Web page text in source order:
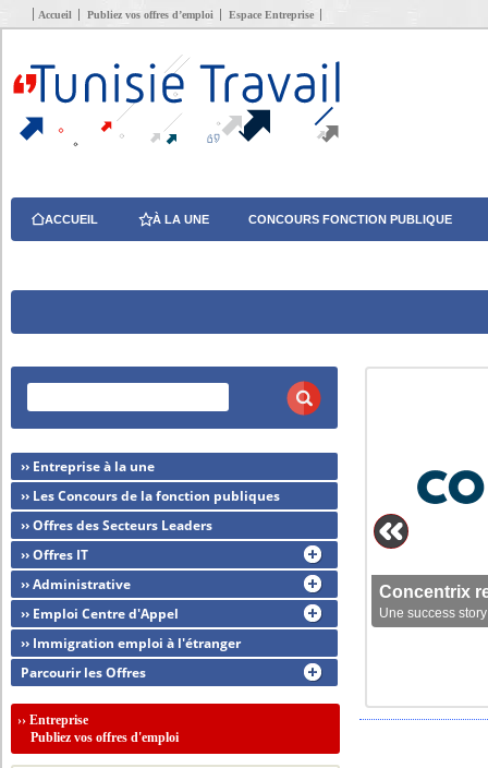
Accueil Publiez vos offres d’emploi Espace Entreprise
ACCUEIL À LA UNE CONCOURS FONCTION PUBLIQUE
Concentrix
Une success
›› Entreprise à la une
›› Les Concours de la fonction publiques
›› Offres des Secteurs Leaders
›› Offres IT
›› Administrative
›› Emploi Centre d'Appel
›› Immigration emploi à l'étranger
Parcourir les Offres
››Entreprise
Publiez vos offres d'emploi